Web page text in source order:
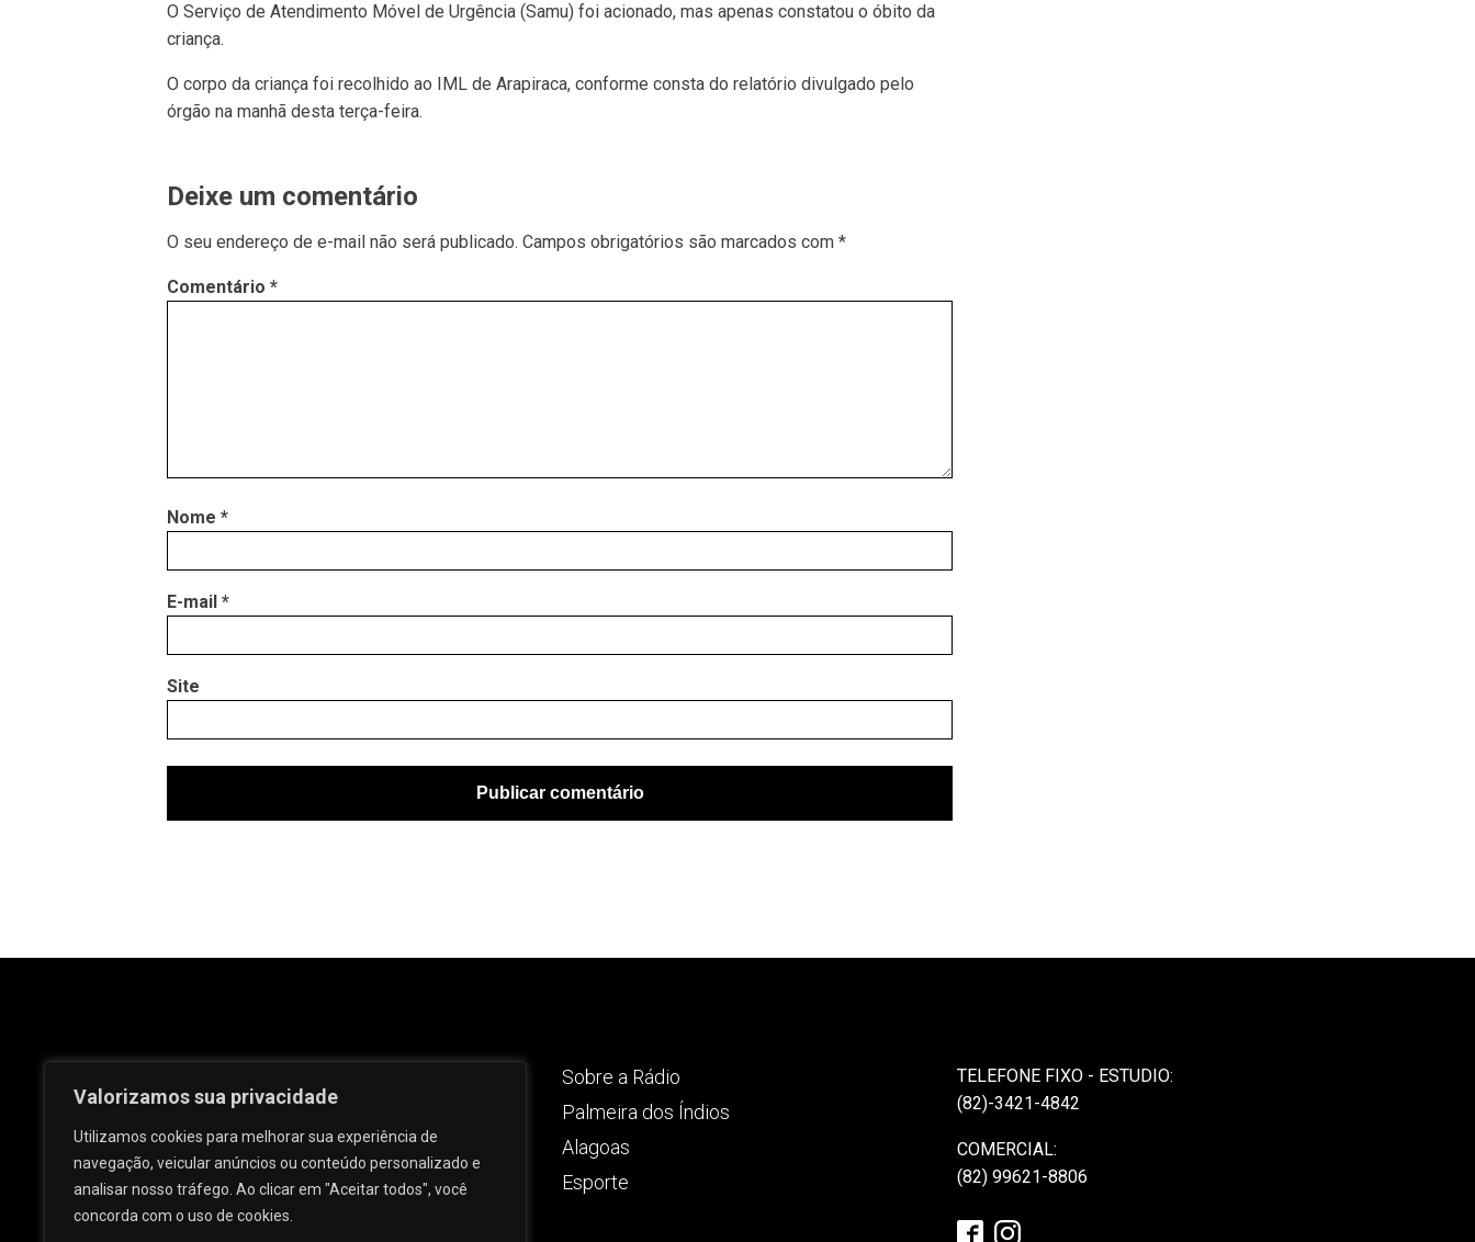
Valorizamos sua privacidade
Utilizamos cookies para melhorar sua experiência de
navegação, veicular anúncios ou conteúdo personalizado e
analisar nosso tráfego. Ao clicar em "Aceitar todos", você
concorda com o uso de cookies.
O Serviço de Atendimento Móvel de Urgência (Samu) foi acionado, mas apenas constatou o óbito da
criança.
O corpo da criança foi recolhido ao IML de Arapiraca, conforme consta do relatório divulgado pelo
órgão na manhã desta terça-feira.
Deixe um comentário
O seu endereço de e-mail não será publicado. Campos obrigatórios são marcados com *
Comentário *
Nome *
E-mail *
Site
Rua José e Maria Passos, nº 25 - Centro -
Sobre a Rádio
Palmeira dos Índios
Alagoas
Esporte
TELEFONE FIXO - ESTUDIO:
(82)-3421-4842
COMERCIAL:
(82) 99621-8806